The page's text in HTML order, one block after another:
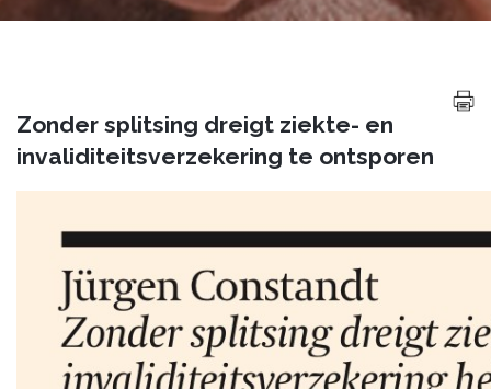
Zonder splitsing dreigt ziekte- en
invaliditeitsverzekering te ontsporen